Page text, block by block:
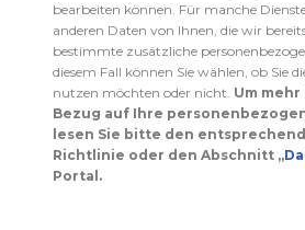
bearbeiten können. Für manche
anderen Daten von Ihnen, die wir
bestimmte zusätzliche
diesem Fall können Sie wählen, ob Sie
nutzen möchten oder nicht. Um
Bezug auf Ihre
lesen Sie bitte den
Richtlinie oder den Abschnitt „
Portal.